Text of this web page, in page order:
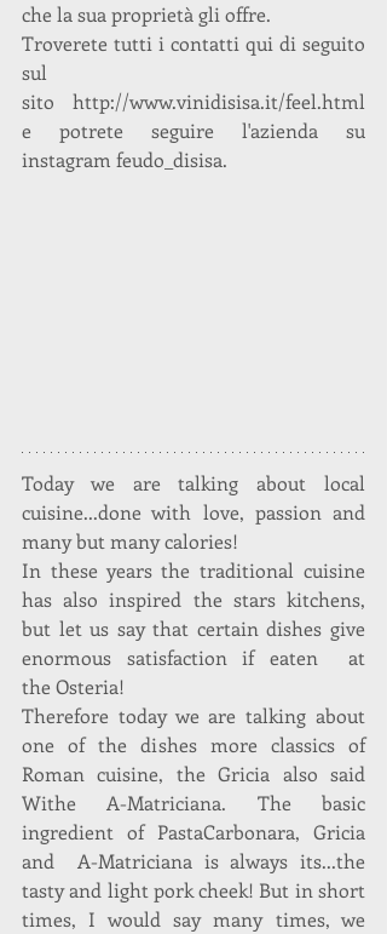
che la sua proprietà gli offre.
Troverete tutti i contatti qui di seguito
sul
sito http://www.vinidisisa.it/feel.html
e potrete seguire l'azienda su
instagram feudo_disisa.
Today we are talking about local
cuisine...done with love, passion and
many but many calories!
In these years the traditional cuisine
has also inspired the stars kitchens,
but let us say that certain dishes give
enormous satisfaction if eaten  at
the Osteria!
Therefore today we are talking about
one of the dishes more classics of
Roman cuisine, the Gricia also said
Withe A-Matriciana. The basic
ingredient of PastaCarbonara, Gricia
and  A-Matriciana is always its...the
tasty and light pork cheek! But in short
times, I would say many times, we